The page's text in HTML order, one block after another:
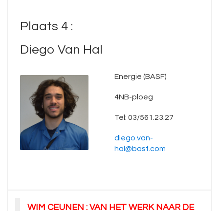
Plaats 4 :
Diego Van Hal
Energie (BASF)
4NB-ploeg
Tel: 03/561.23.27
diego.van-
hal@basf.com
WIM CEUNEN : VAN HET WERK NAAR DE